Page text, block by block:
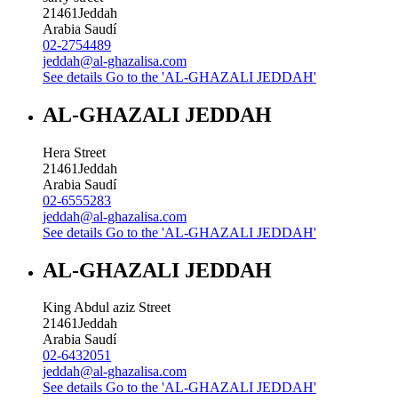
21461Jeddah
Arabia Saudí
02-2754489
jeddah@al-ghazalisa.com
See details Go to the 'AL-GHAZALI JEDDAH'
AL-GHAZALI JEDDAH
Hera Street
21461Jeddah
Arabia Saudí
02-6555283
jeddah@al-ghazalisa.com
See details Go to the 'AL-GHAZALI JEDDAH'
AL-GHAZALI JEDDAH
King Abdul aziz Street
21461Jeddah
Arabia Saudí
02-6432051
jeddah@al-ghazalisa.com
See details Go to the 'AL-GHAZALI JEDDAH'